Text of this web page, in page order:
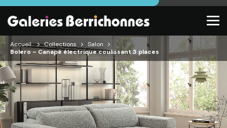
Accueil Collections
Salon
Bolero – Canapé électrique coulissant 3 places